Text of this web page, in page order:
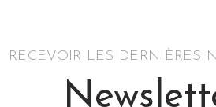
RECEVOIR LES DERNIÈRES